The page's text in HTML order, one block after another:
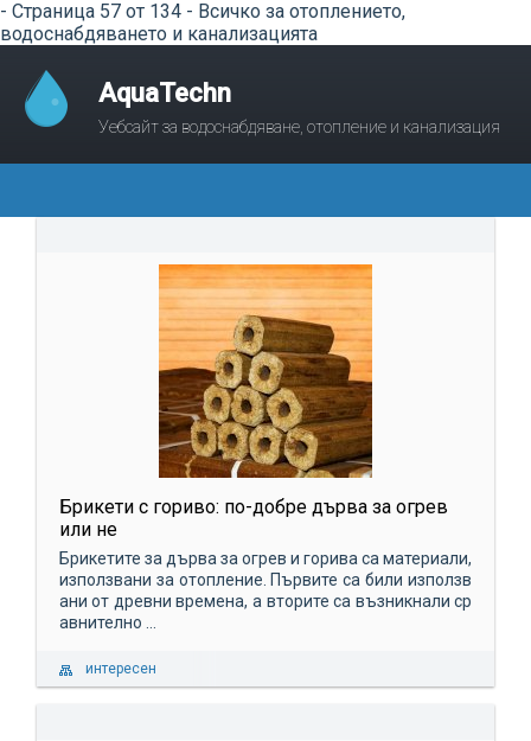
- Страница 57 от 134 - Всичко за отоплението,
водоснабдяването и канализацията
AquaTechn
Уебсайт за водоснабдяване, отопление и канализация
Брикети с гориво: по-добре дърва за огрев
или не
Брикетите за дърва за огрев и горива са материали,
използвани за отопление. Първите са били използв
ани от древни времена, а вторите са възникнали ср
авнително ...
интересен